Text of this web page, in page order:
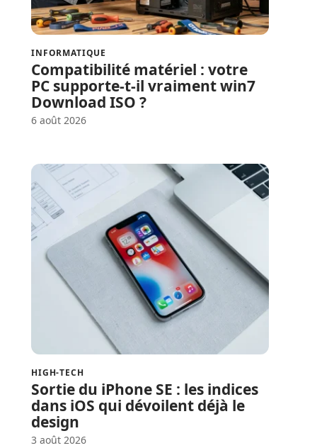
INFORMATIQUE
Compatibilité matériel : votre
PC supporte-t-il vraiment win7
Download ISO ?
6 août 2026
HIGH-TECH
Sortie du iPhone SE : les indices
dans iOS qui dévoilent déjà le
design
3 août 2026